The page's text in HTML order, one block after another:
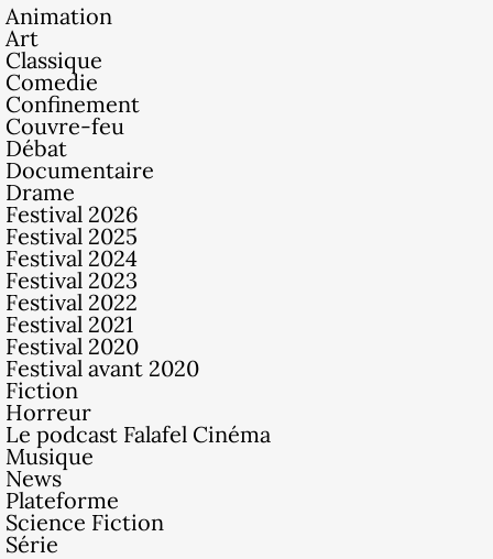
Animation
Art
Classique
Comedie
Confinement
Couvre-feu
Débat
Documentaire
Drame
Festival 2026
Festival 2025
Festival 2024
Festival 2023
Festival 2022
Festival 2021
Festival 2020
Festival avant 2020
Fiction
Horreur
Le podcast Falafel Cinéma
Musique
News
Plateforme
Science Fiction
Série